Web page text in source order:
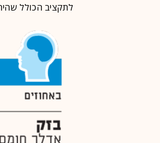
לתקציב הכולל שהיה בשבוע